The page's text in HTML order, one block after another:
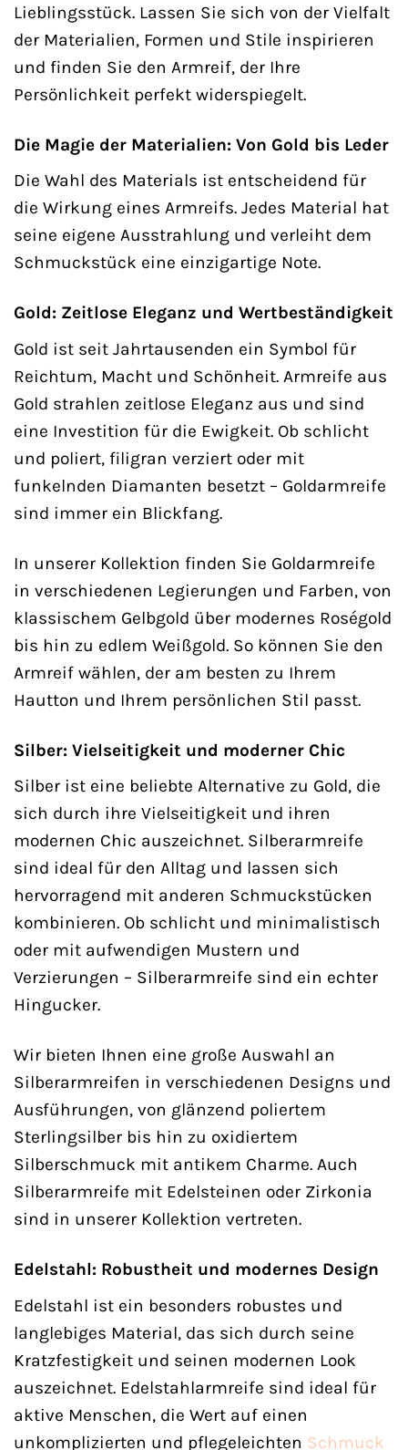
Lieblingsstück. Lassen Sie sich von der Vielfalt
der Materialien, Formen und Stile inspirieren
und finden Sie den Armreif, der Ihre
Persönlichkeit perfekt widerspiegelt.
Die Magie der Materialien: Von Gold bis Leder
Die Wahl des Materials ist entscheidend für
die Wirkung eines Armreifs. Jedes Material hat
seine eigene Ausstrahlung und verleiht dem
Schmuckstück eine einzigartige Note.
Gold: Zeitlose Eleganz und Wertbeständigkeit
Gold ist seit Jahrtausenden ein Symbol für
Reichtum, Macht und Schönheit. Armreife aus
Gold strahlen zeitlose Eleganz aus und sind
eine Investition für die Ewigkeit. Ob schlicht
und poliert, filigran verziert oder mit
funkelnden Diamanten besetzt – Goldarmreife
sind immer ein Blickfang.
In unserer Kollektion finden Sie Goldarmreife
in verschiedenen Legierungen und Farben, von
klassischem Gelbgold über modernes Roségold
bis hin zu edlem Weißgold. So können Sie den
Armreif wählen, der am besten zu Ihrem
Hautton und Ihrem persönlichen Stil passt.
Silber: Vielseitigkeit und moderner Chic
Silber ist eine beliebte Alternative zu Gold, die
sich durch ihre Vielseitigkeit und ihren
modernen Chic auszeichnet. Silberarmreife
sind ideal für den Alltag und lassen sich
hervorragend mit anderen Schmuckstücken
kombinieren. Ob schlicht und minimalistisch
oder mit aufwendigen Mustern und
Verzierungen – Silberarmreife sind ein echter
Hingucker.
Wir bieten Ihnen eine große Auswahl an
Silberarmreifen in verschiedenen Designs und
Ausführungen, von glänzend poliertem
Sterlingsilber bis hin zu oxidiertem
Silberschmuck mit antikem Charme. Auch
Silberarmreife mit Edelsteinen oder Zirkonia
sind in unserer Kollektion vertreten.
Edelstahl: Robustheit und modernes Design
Edelstahl ist ein besonders robustes und
langlebiges Material, das sich durch seine
Kratzfestigkeit und seinen modernen Look
auszeichnet. Edelstahlarmreife sind ideal für
aktive Menschen, die Wert auf einen
unkomplizierten und pflegeleichten Schmuck